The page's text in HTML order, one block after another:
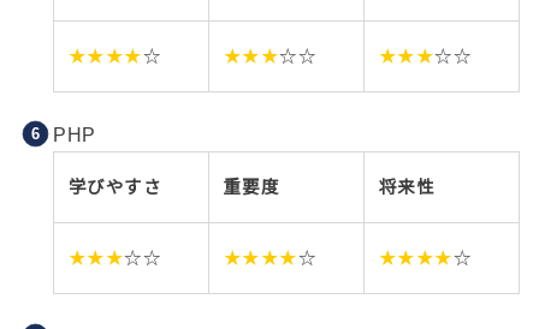
★★★★☆ ★★★☆☆ ★★★☆☆
PHP
学びやすさ 重要度 将来性
★★★☆☆ ★★★★☆ ★★★★☆